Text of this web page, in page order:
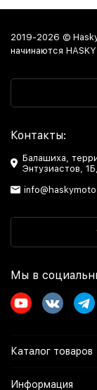
2019-2026 ©
начинаются
Контакты:
Балашиха,
Энтузиастов,
Мы в
Каталог товаров
Информация